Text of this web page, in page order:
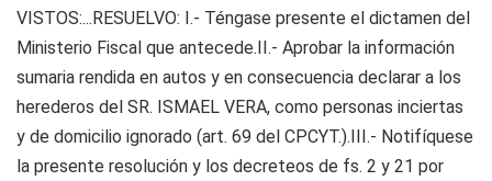
VISTOS:...RESUELVO: I.- Téngase presente el dictamen del
Ministerio Fiscal que antecede.II.- Aprobar la información
sumaria rendida en autos y en consecuencia declarar a los
herederos del SR. ISMAEL VERA, como personas inciertas
y de domicilio ignorado (art. 69 del CPCYT.).III.- Notifíquese
la presente resolución y los decreteos de fs. 2 y 21 por